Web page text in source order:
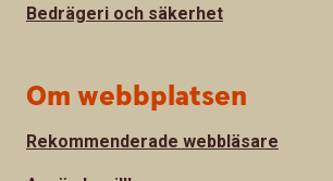
Bedrägeri och säkerhet
Om webbplatsen
Rekommenderade webbläsare